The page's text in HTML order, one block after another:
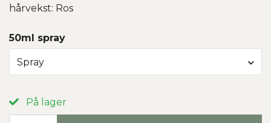
hårvekst: Ros
50ml spray
Spray
På lager